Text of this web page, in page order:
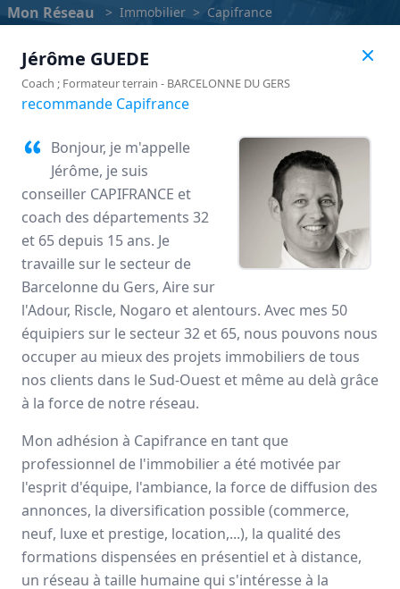
Jérôme GUEDE
Coach ; Formateur terrain - BARCELONNE DU GERS
recommande Capifrance
Bonjour, je m'appelle
Jérôme, je suis
conseiller CAPIFRANCE et
coach des départements 32
et 65 depuis 15 ans. Je
travaille sur le secteur de
Barcelonne du Gers, Aire sur
l'Adour, Riscle, Nogaro et alentours. Avec mes 50
équipiers sur le secteur 32 et 65, nous pouvons nous
occuper au mieux des projets immobiliers de tous
nos clients dans le Sud-Ouest et même au delà grâce
à la force de notre réseau.
Mon adhésion à Capifrance en tant que
professionnel de l'immobilier a été motivée par
l'esprit d'équipe, l'ambiance, la force de diffusion des
annonces, la diversification possible (commerce,
neuf, luxe et prestige, location,...), la qualité des
formations dispensées en présentiel et à distance,
un réseau à taille humaine qui s'intéresse à la
Mon Réseau > Immobilier > Capifrance
Capifrance
Avis des mandataires
Nationale
Depuis plus de 20 ans Capifrance incarne le réseau de la
performance collective et individuellegrâce à un savoir-
faire lié à son statut depionnierdans le secteur des
mandataires immobiliers.